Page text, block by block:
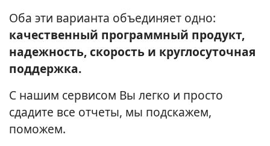
Оба эти варианта объединяет одно:
качественный программный продукт,
надежность, скорость и круглосуточная
поддержка.
С нашим сервисом Вы легко и просто
сдадите все отчеты, мы подскажем,
поможем.